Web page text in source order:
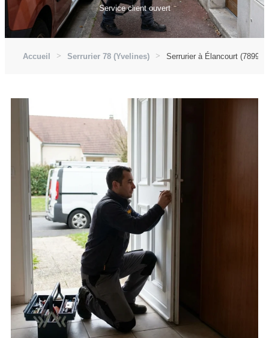
Service client ouvert
Accueil Serrurier 78 (Yvelines) Serrurier à Élancourt (78990)